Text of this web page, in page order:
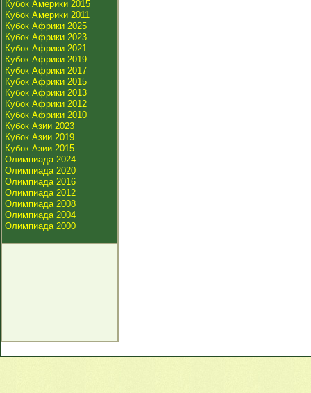
Кубок Америки 2015
Кубок Америки 2011
Кубок Африки 2025
Кубок Африки 2023
Кубок Африки 2021
Кубок Африки 2019
Кубок Африки 2017
Кубок Африки 2015
Кубок Африки 2013
Кубок Африки 2012
Кубок Африки 2010
Кубок Азии 2023
Кубок Азии 2019
Кубок Азии 2015
Олимпиада 2024
Олимпиада 2020
Олимпиада 2016
Олимпиада 2012
Олимпиада 2008
Олимпиада 2004
Олимпиада 2000